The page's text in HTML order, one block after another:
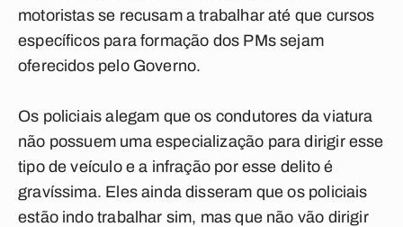
motoristas se recusam a trabalhar até que cursos
específicos para formação dos PMs sejam
oferecidos pelo Governo.
Os policiais alegam que os condutores da viatura
não possuem uma especialização para dirigir esse
tipo de veículo e a infração por esse delito é
gravíssima. Eles ainda disseram que os policiais
estão indo trabalhar sim, mas que não vão dirigir